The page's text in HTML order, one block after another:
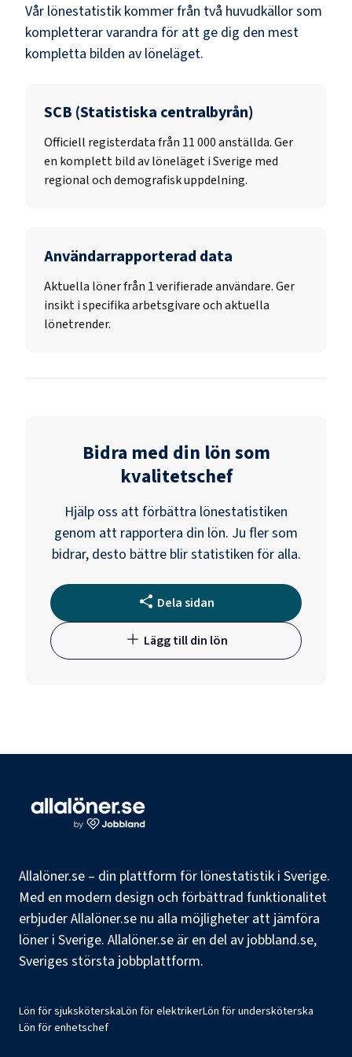
Vår lönestatistik kommer från två huvudkällor som
kompletterar varandra för att ge dig den mest
kompletta bilden av löneläget.
SCB (Statistiska centralbyrån)
Officiell registerdata från 11 000anställda. Ger
en komplett bild av löneläget i Sverige med
regional och demografisk uppdelning.
Användarrapporterad data
Aktuella löner från 1 verifierade användare. Ger
insikt i specifika arbetsgivare och aktuella
lönetrender.
Bidra med din lön som
kvalitetschef
Hjälp oss att förbättra lönestatistiken
genom att rapportera din lön. Ju fler som
bidrar, desto bättre blir statistiken för alla.
Dela sidan
Lägg till din lön
Allalöner.se – din plattform för lönestatistik i Sverige.
Med en modern design och förbättrad funktionalitet
erbjuder Allalöner.se nu alla möjligheter att jämföra
löner i Sverige. Allalöner.se är en del av jobbland.se,
Sveriges största jobbplattform.
Lön för sjuksköterskaLön för elektrikerLön för undersköterska
Lön för enhetschef